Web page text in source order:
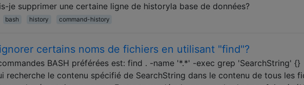
je supprimer une certaine ligne de historyla base de données?
bash history command-history
certains noms de fichiers en utilisant "find"?
BASH préférées est: find . -name '*.*' -exec grep 'SearchString' {}
recherche le contenu spécifié de SearchString dans le contenu de tous les